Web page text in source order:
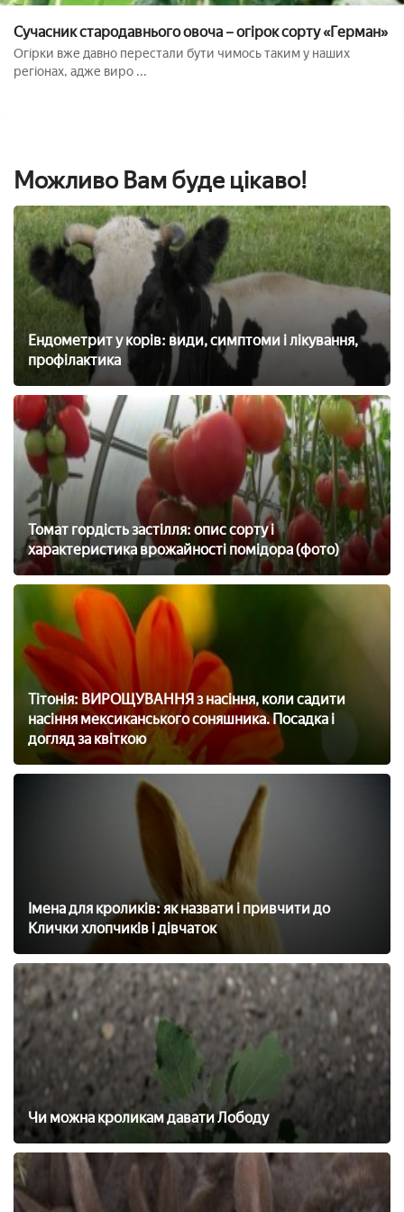
Сучасник стародавнього овоча – огірок сорту «Герман»
Огірки вже давно перестали бути чимось таким у наших
регіонах, адже виро ...
Можливо Вам буде цікаво!
Ендометрит у корів: види, симптоми і лікування,
профілактика
Томат гордість застілля: опис сорту і
характеристика врожайності помідора (фото)
Тітонія: ВИРОЩУВАННЯ з насіння, коли садити
насіння мексиканського соняшника. Посадка і
догляд за квіткою
Імена для кроликів: як назвати і привчити до
Клички хлопчиків і дівчаток
Чи можна кроликам давати Лободу